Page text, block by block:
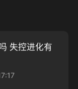
失控进化有